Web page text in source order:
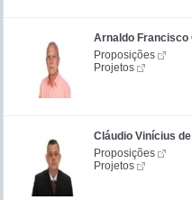
Arnaldo Francisco
Proposições
Projetos
Cláudio Vinícius
Proposições
Projetos